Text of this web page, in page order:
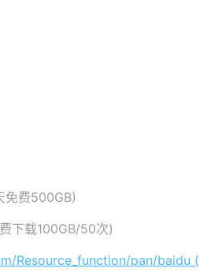
免费500GB)
下载100GB/50次)
Resource_function/pan/baidu (